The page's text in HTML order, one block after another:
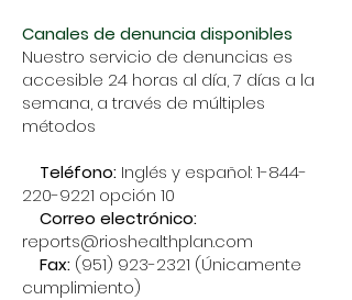
Canales de denuncia disponibles
Nuestro servicio de denuncias es
accesible 24 horas al día, 7 días a la
semana, a través de múltiples
métodos
Teléfono: Inglés y español:1-844-
220-9221 opción 10
Correo electrónico:
reports@rioshealthplan.com
Fax: (951) 923-2321 (Únicamente
cumplimiento)